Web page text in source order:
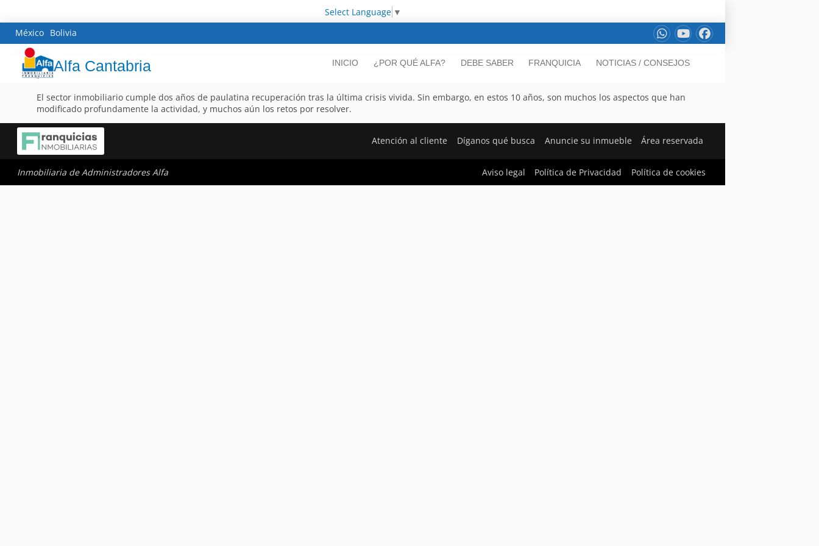
Select Language ▼
México Bolivia
Alfa Cantabria INICIO ¿POR QUÉ ALFA? DEBE SABER FRANQUICIA NOTICIAS / CONSEJOS
El sector inmobiliario cumple dos años de paulatina recuperación tras la última crisis vivida. Sin embargo, en estos 10 años, son muchos los aspectos que han
modificado profundamente la actividad, y muchos aún los retos por resolver.
Atención al cliente Díganos qué busca Anuncie su inmueble Área reservada
Inmobiliaria de Administradores Alfa Aviso legal Política de Privacidad Política de cookies